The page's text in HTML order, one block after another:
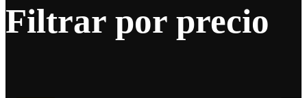
Filtrar por precio